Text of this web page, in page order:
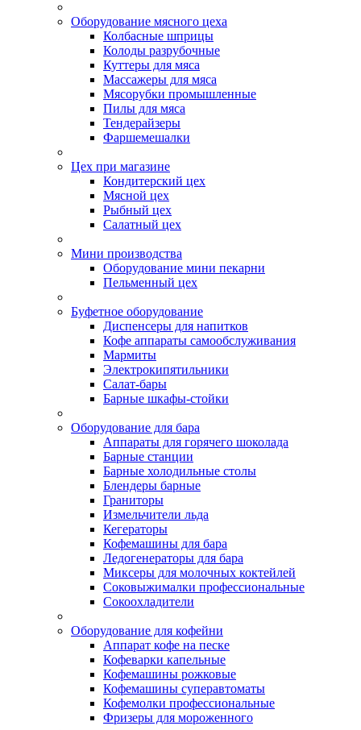
Оборудование мясного цеха
Колбасные шприцы
Колоды разрубочные
Куттеры для мяса
Массажеры для мяса
Мясорубки промышленные
Пилы для мяса
Тендерайзеры
Фаршемешалки
Цех при магазине
Кондитерский цех
Мясной цех
Рыбный цех
Салатный цех
Мини производства
Оборудование мини пекарни
Пельменный цех
Буфетное оборудование
Диспенсеры для напитков
Кофе аппараты самообслуживания
Мармиты
Электрокипятильники
Cалат-бары
Барные шкафы-стойки
Оборудование для бара
Аппараты для горячего шоколада
Барные станции
Барные холодильные столы
Блендеры барные
Граниторы
Измельчители льда
Кегераторы
Кофемашины для бара
Ледогенераторы для бара
Миксеры для молочных коктейлей
Соковыжималки профессиональные
Сокоохладители
Оборудование для кофейни
Аппарат кофе на песке
Кофеварки капельные
Кофемашины рожковые
Кофемашины суперавтоматы
Кофемолки профессиональные
Фризеры для мороженного